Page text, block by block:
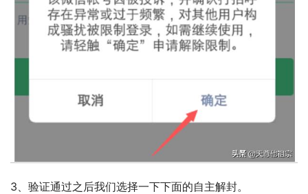
3、验证通过之后我们选择一下下面的自主解封。